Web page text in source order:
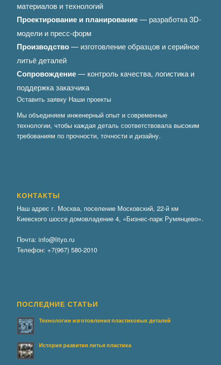
материалов и технологий
Проектирование и планирование— разработка 3D-
модели и пресс-форм
Производство— изготовление образцов и серийное
литьё деталей
Сопровождение— контроль качества, логистика и
поддержка заказчика
Оставить заявку Наши проекты
Мы объединяем инженерный опыт и современные
технологии, чтобы каждая деталь соответствовала высоким
требованиям по прочности, точности и дизайну.
КОНТАКТЫ
Наш адрес г. Москва, поселение Московский, 22-й км
Киевского шоссе домовладение 4, «Бизнес-парк Румянцево».
Почта: info@lityo.ru
Телефон: +7(967) 580-2010
ПОСЛЕДНИЕ СТАТЬИ
Технологии изготовления пластиковых деталей
История развития литья пластика